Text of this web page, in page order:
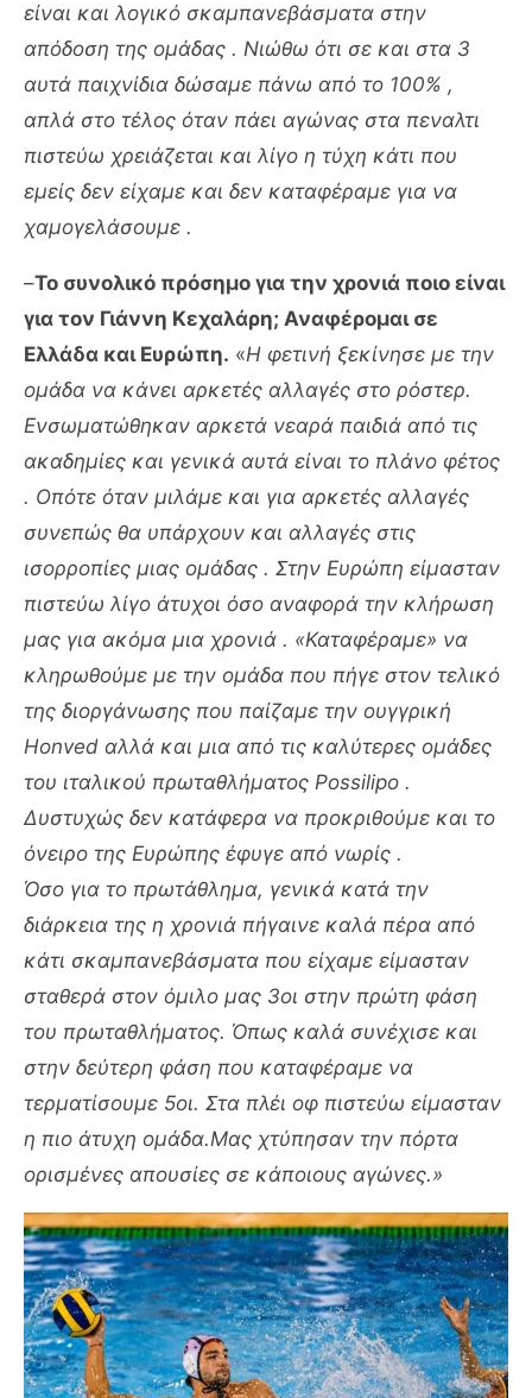
είναι και λογικό σκαμπανεβάσματα στην
απόδοση της ομάδας . Νιώθω ότι σε και στα 3
αυτά παιχνίδια δώσαμε πάνω από το 100% ,
απλά στο τέλος όταν πάει αγώνας στα πεναλτι
πιστεύω χρειάζεται και λίγο η τύχη κάτι που
εμείς δεν είχαμε και δεν καταφέραμε για να
χαμογελάσουμε .
–Το συνολικό πρόσημο για την χρονιά ποιο είναι
για τον Γιάννη Κεχαλάρη; Αναφέρομαι σε
Ελλάδα και Ευρώπη. «Η φετινή ξεκίνησε με την
ομάδα να κάνει αρκετές αλλαγές στο ρόστερ.
Ενσωματώθηκαν αρκετά νεαρά παιδιά από τις
ακαδημίες και γενικά αυτά είναι το πλάνο φέτος
. Οπότε όταν μιλάμε και για αρκετές αλλαγές
συνεπώς θα υπάρχουν και αλλαγές στις
ισορροπίες μιας ομάδας . Στην Ευρώπη είμασταν
πιστεύω λίγο άτυχοι όσο αναφορά την κλήρωση
μας για ακόμα μια χρονιά . «Καταφέραμε» να
κληρωθούμε με την ομάδα που πήγε στον τελικό
της διοργάνωσης που παίζαμε την ουγγρική
Honved αλλά και μια από τις καλύτερες ομάδες
του ιταλικού πρωταθλήματος Possilipo .
Δυστυχώς δεν κατάφερα να προκριθούμε και το
όνειρο της Ευρώπης έφυγε από νωρίς .
Όσο για το πρωτάθλημα, γενικά κατά την
διάρκεια της η χρονιά πήγαινε καλά πέρα από
κάτι σκαμπανεβάσματα που είχαμε είμασταν
σταθερά στον όμιλο μας 3οι στην πρώτη φάση
του πρωταθλήματος. Όπως καλά συνέχισε και
στην δεύτερη φάση που καταφέραμε να
τερματίσουμε 5οι. Στα πλέι οφ πιστεύω είμασταν
η πιο άτυχη ομάδα.Μας χτύπησαν την πόρτα
ορισμένες απουσίες σε κάποιους αγώνες.»